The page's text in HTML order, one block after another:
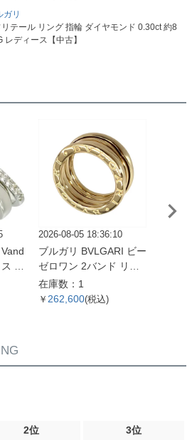
ガリ
テール リング 指輪 ダイヤモンド 0.30ct 約8
ディース【中古】
モ
ダイ
号
2026-08-05 18:36:10
ブルガリ BVLGARI ビー
ゼロワン 2バンド リン
グ 指輪 #49 K18YG 8.7
g イエローゴールド【中
在庫数：1
￥ 262,600(税込)
2位 3位